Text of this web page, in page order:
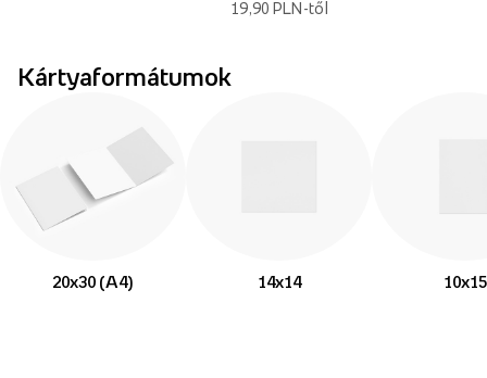
19,90 PLN-től
Kártyaformátumok
20x30 (A4) 14x14 10x15